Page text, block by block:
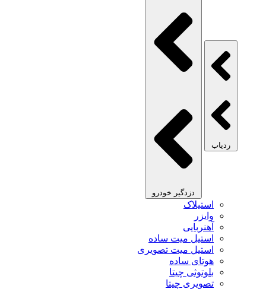
ردیاب
دزدگیر خودرو
استیلاک
وایزر
آهنربایی
استیل میت ساده
استیل میت تصویری
هوتای ساده
بلوتوثی چیتا
تصویری چیتا